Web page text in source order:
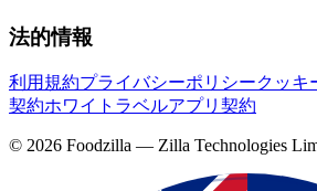
法的情報
利用規約プライバシーポリシークッキ
契約ホワイトラベルアプリ契約
© 2026 Foodzilla — Zilla Technologies